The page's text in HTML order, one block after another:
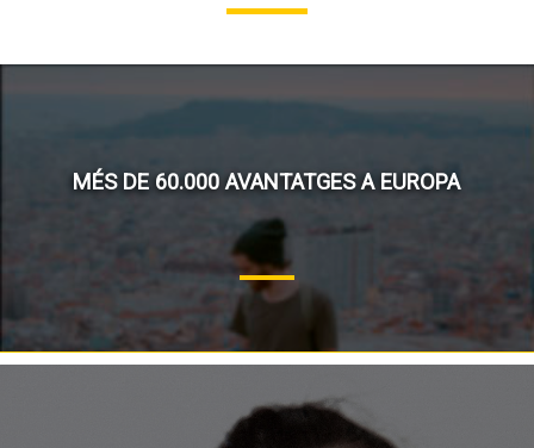
MÉS DE 60.000 AVANTATGES A EUROPA